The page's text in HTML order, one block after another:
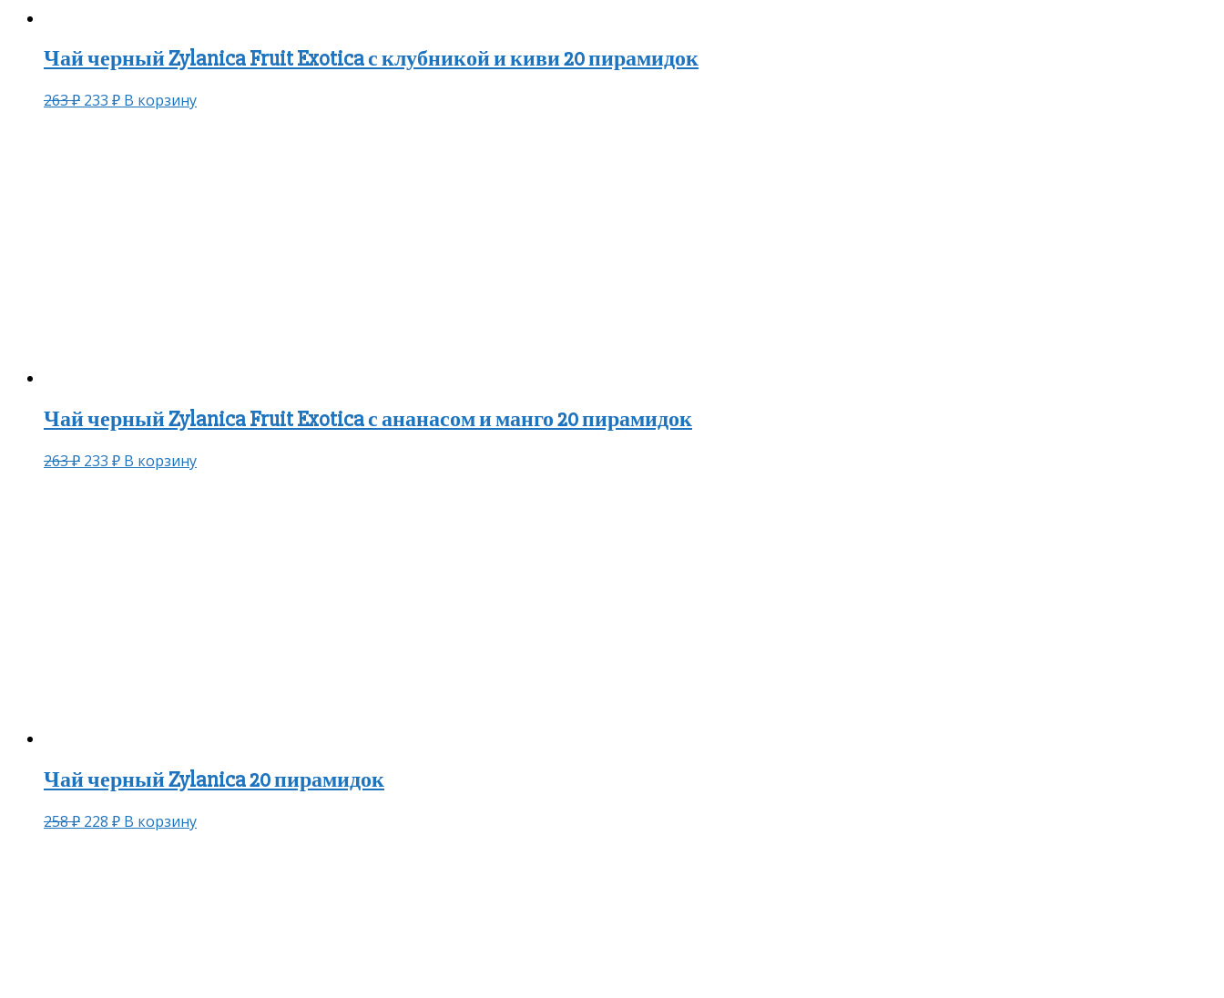
Чай черный Zylanica Fruit Exotica с клубникой и киви 20 пирамидок
263₽ 233 ₽ В корзину
Чай черный Zylanica Fruit Exotica с ананасом и манго 20 пирамидок
263₽ 233 ₽ В корзину
Чай черный Zylanica 20 пирамидок
258₽ 228 ₽ В корзину